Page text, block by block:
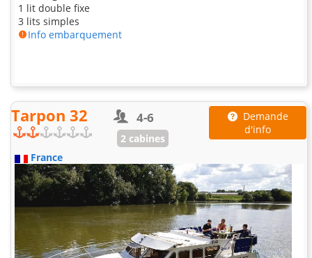
1 lit double fixe
3 lits simples
Info embarquement
Tarpon 32 4-6
2 cabines
Demande
d'info
France